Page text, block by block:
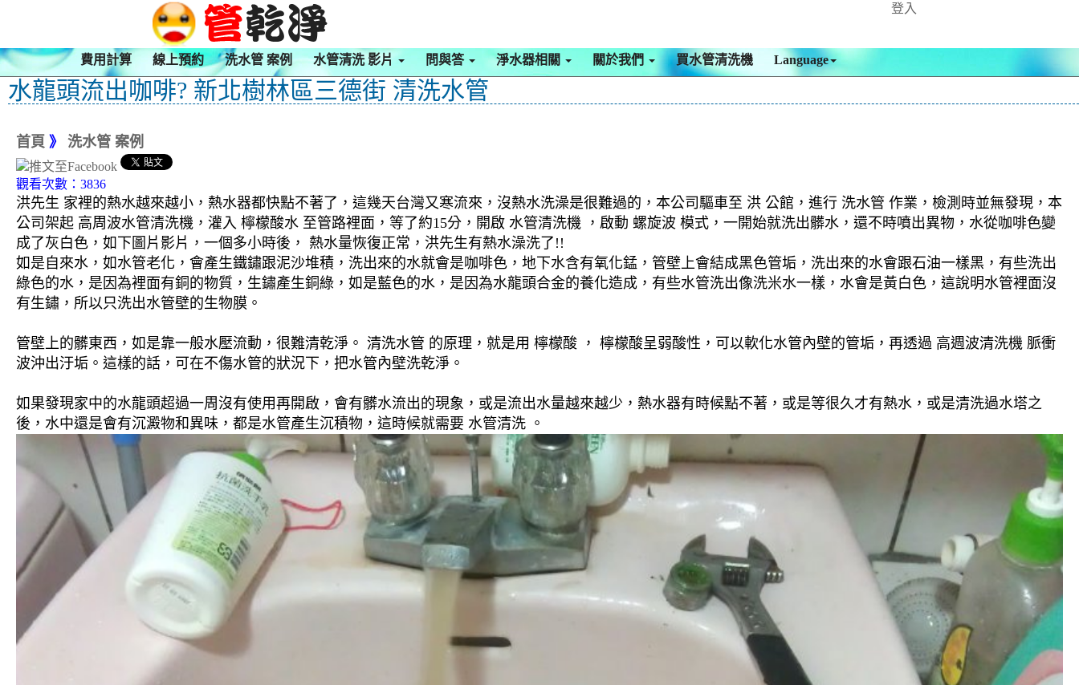
登入
費用計算 線上預約 洗水管 案例 水管清洗 影片 問與答 淨水器相關 關於我們 買水管清洗機 Language
水龍頭流出咖啡? 新北樹林區三德街 清洗水管
首頁 》 洗水管 案例
觀看次數：3836
洪先生 家裡的熱水越來越小，熱水器都快點不著了，這幾天台灣又寒流來，沒熱水洗澡是很難過的，本公司驅車至 洪 公館，進行 洗水管 作業，檢測時並無發現，本
公司架起 高周波水管清洗機，灌入 檸檬酸水 至管路裡面，等了約15分，開啟 水管清洗機 ，啟動 螺旋波 模式，一開始就洗出髒水，還不時噴出異物，水從咖啡色變
成了灰白色，如下圖片影片，一個多小時後， 熱水量恢復正常，洪先生有熱水澡洗了!!
如是自來水，如水管老化，會產生鐵鏽跟泥沙堆積，洗出來的水就會是咖啡色，地下水含有氧化錳，管壁上會結成黑色管垢，洗出來的水會跟石油一樣黑，有些洗出
綠色的水，是因為裡面有銅的物質，生鏽產生銅綠，如是藍色的水，是因為水龍頭合金的養化造成，有些水管洗出像洗米水一樣，水會是黃白色，這說明水管裡面沒
有生鏽，所以只洗出水管壁的生物膜。
管壁上的髒東西，如是靠一般水壓流動，很難清乾淨。 清洗水管 的原理，就是用 檸檬酸 ， 檸檬酸呈弱酸性，可以軟化水管內壁的管垢，再透過 高週波清洗機 脈衝
波沖出汙垢。這樣的話，可在不傷水管的狀況下，把水管內壁洗乾淨。
如果發現家中的水龍頭超過一周沒有使用再開啟，會有髒水流出的現象，或是流出水量越來越少，熱水器有時候點不著，或是等很久才有熱水，或是清洗過水塔之
後，水中還是會有沉澱物和異味，都是水管產生沉積物，這時候就需要 水管清洗 。